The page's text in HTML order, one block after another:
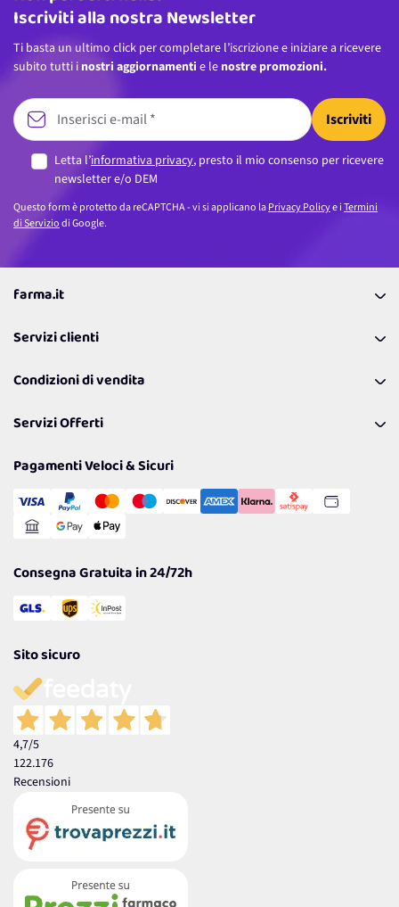
Iscriviti alla nostra Newsletter
Ti basta un ultimo click per completare l’iscrizione e iniziare a ricevere
subito tutti i nostri aggiornamenti e le nostre promozioni.
Iscriviti
Letta l’informativa privacy, presto il mio consenso per ricevere
newsletter e/o DEM
Questo form è protetto da reCAPTCHA - vi si applicano laPrivacy Policye iTermini
di Serviziodi Google.
farma.it
Coupon
Lavora con noi
Politiche per la parità di genere
Servizi clienti
Richiamami
Resi
Condizioni di vendita
Spedizioni
Cookie Policy
Gestisci Cookie
Servizi Offerti
Reso Facile e Veloce
Pagamenti Veloci & Sicuri
Consegna Gratuita in 24/72h
Sito sicuro
4,7/5
122.176
Recensioni